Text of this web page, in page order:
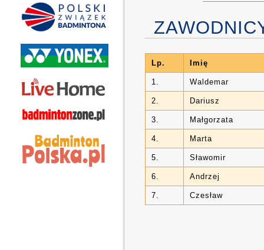
Lp. Imię
1. Waldemar
2. Dariusz
3. Małgorzata
4. Marta
5. Sławomir
6. Andrzej
7. Czesław